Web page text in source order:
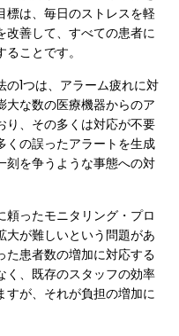
標は、毎日のストレスを軽
改善して、すべての患者に
ことです。
1つは、アラーム疲れに対
大な数の医療機器からのア
り、その多くは対応が不要
くの誤ったアラートを生成
刻を争うような事態への対
ったモニタリング・プロ
大が難しいという問題があ
た患者数の増加に対応する
く、既存のスタッフの効率
すが、それが負担の増加に